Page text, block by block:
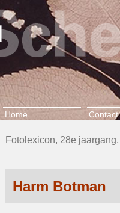
Home Contact
Fotolexicon, 28e
Harm Botman